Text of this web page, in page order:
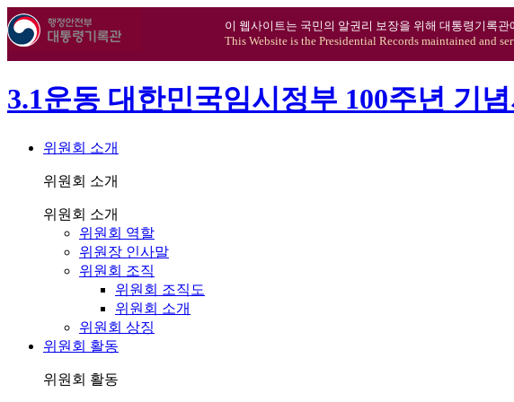
이 웹사이트는 국민의 알권리 보장을 위해 대통령기록
This Website is the Presidential Records maintained and
3.1운동 대한민국임시정부 100주년 기
위원회 소개
위원회 소개
위원회 소개
위원회 역할
위원장 인사말
위원회 조직
위원회 조직도
위원회 소개
위원회 상징
위원회 활동
위원회 활동